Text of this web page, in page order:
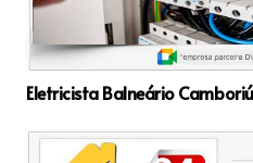
Eletricista Balneário Camboriú